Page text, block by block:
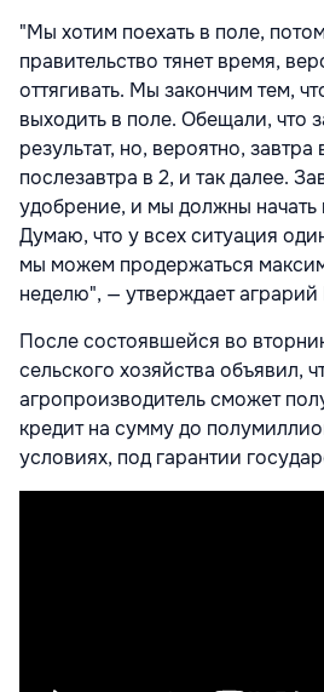
"Мы хотим поехать в поле,
правительство тянет время,
оттягивать. Мы закончим тем,
выходить в поле. Обещали, что
результат, но, вероятно, завтра
послезавтра в 2, и так далее.
удобрение, и мы должны начать
Думаю, что у всех ситуация
мы можем продержаться
неделю", — утверждает
После состоявшейся во
сельского хозяйства объявил,
агропроизводитель сможет
кредит на сумму до
условиях, под гарантии